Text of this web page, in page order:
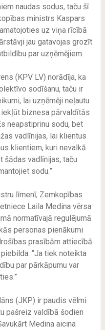
naudas sodus, taču šī
ministrs Kaspars
uz viņa rīcībā
jau gatavojas grozīt
par uzņēmējiem.
(KPV LV) norādīja, ka
sodīšanu, taču ir
lai uzņēmēji neļautu
biznesa pārvaldītās
neapstiprinu sodu, bet
vadlīnijas, lai klientus
klientiem, kuri nevalkā
šādas vadlīnijas, taču
sodu.”
līmenī, Zemkopības
Laila Medina vērsa
normatīvajā regulējumā
personas pienākumi
prasībām attiecībā
“Ja tiek noteikta
par pārkāpumu var
(JKP) ir paudis vēlmi
pašreiz valdībā šodien
Medina aicina